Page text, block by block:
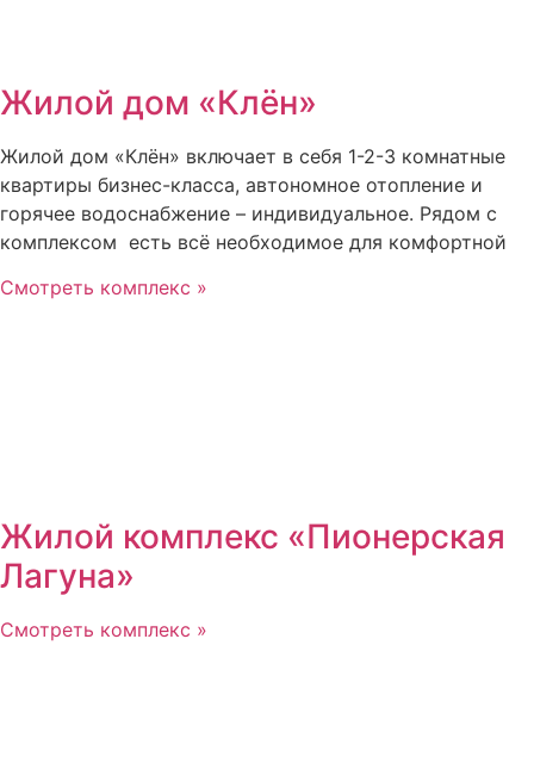
Жилой дом «Клён»
Жилой дом «Клён» включает в себя 1-2-3 комнатные
квартиры бизнес-класса, автономное отопление и
горячее водоснабжение – индивидуальное. Рядом с
комплексом есть всё необходимое для комфортной
Смотреть комплекс »
Жилой комплекс «Пионерская
Лагуна»
Смотреть комплекс »